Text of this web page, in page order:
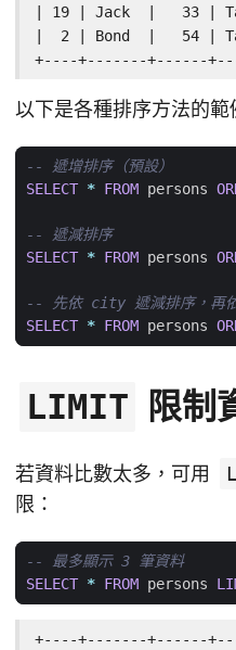
| 19 | Jack  |   33 |
|  2 | Bond  |   54 |
+----+-------+------
以下是各種排序方法的範
SELECT * FROM persons
SELECT * FROM persons
SELECT * FROM persons
LIMIT 限制
若資料比數太多，可用
限：
SELECT * FROM persons
+----+-------+------